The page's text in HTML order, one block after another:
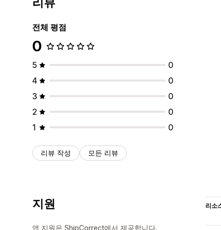
전체 평점
0
5
0
4
0
3
0
2
0
1
0
리뷰 작성 모든 리뷰
지원
앱 지원은 ShipCorrect에서 제공합니다.
리소